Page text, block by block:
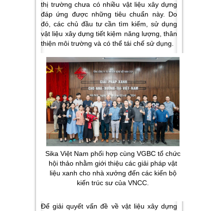
thị trường chưa có nhiều vật liệu xây dựng
đáp ứng được những tiêu chuẩn này. Do
đó, các chủ đầu tư cần tìm kiếm, sử dụng
vật liệu xây dựng tiết kiệm năng lượng, thân
thiện môi trường và có thể tái chế sử dụng.
Sika Việt Nam phối hợp cùng VGBC tổ chức
hội thảo nhằm giới thiệu các giải pháp vật
liệu xanh cho nhà xưởng đến các kiến bộ
kiến trúc sư của VNCC.
Để giải quyết vấn đề về vật liệu xây dựng